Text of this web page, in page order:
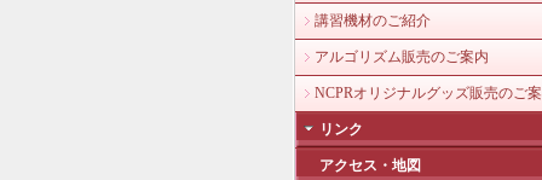
講習機材のご紹介
アルゴリズム販売のご案内
NCPRオリジナルグッズ販売のご
リンク
アクセス・地図